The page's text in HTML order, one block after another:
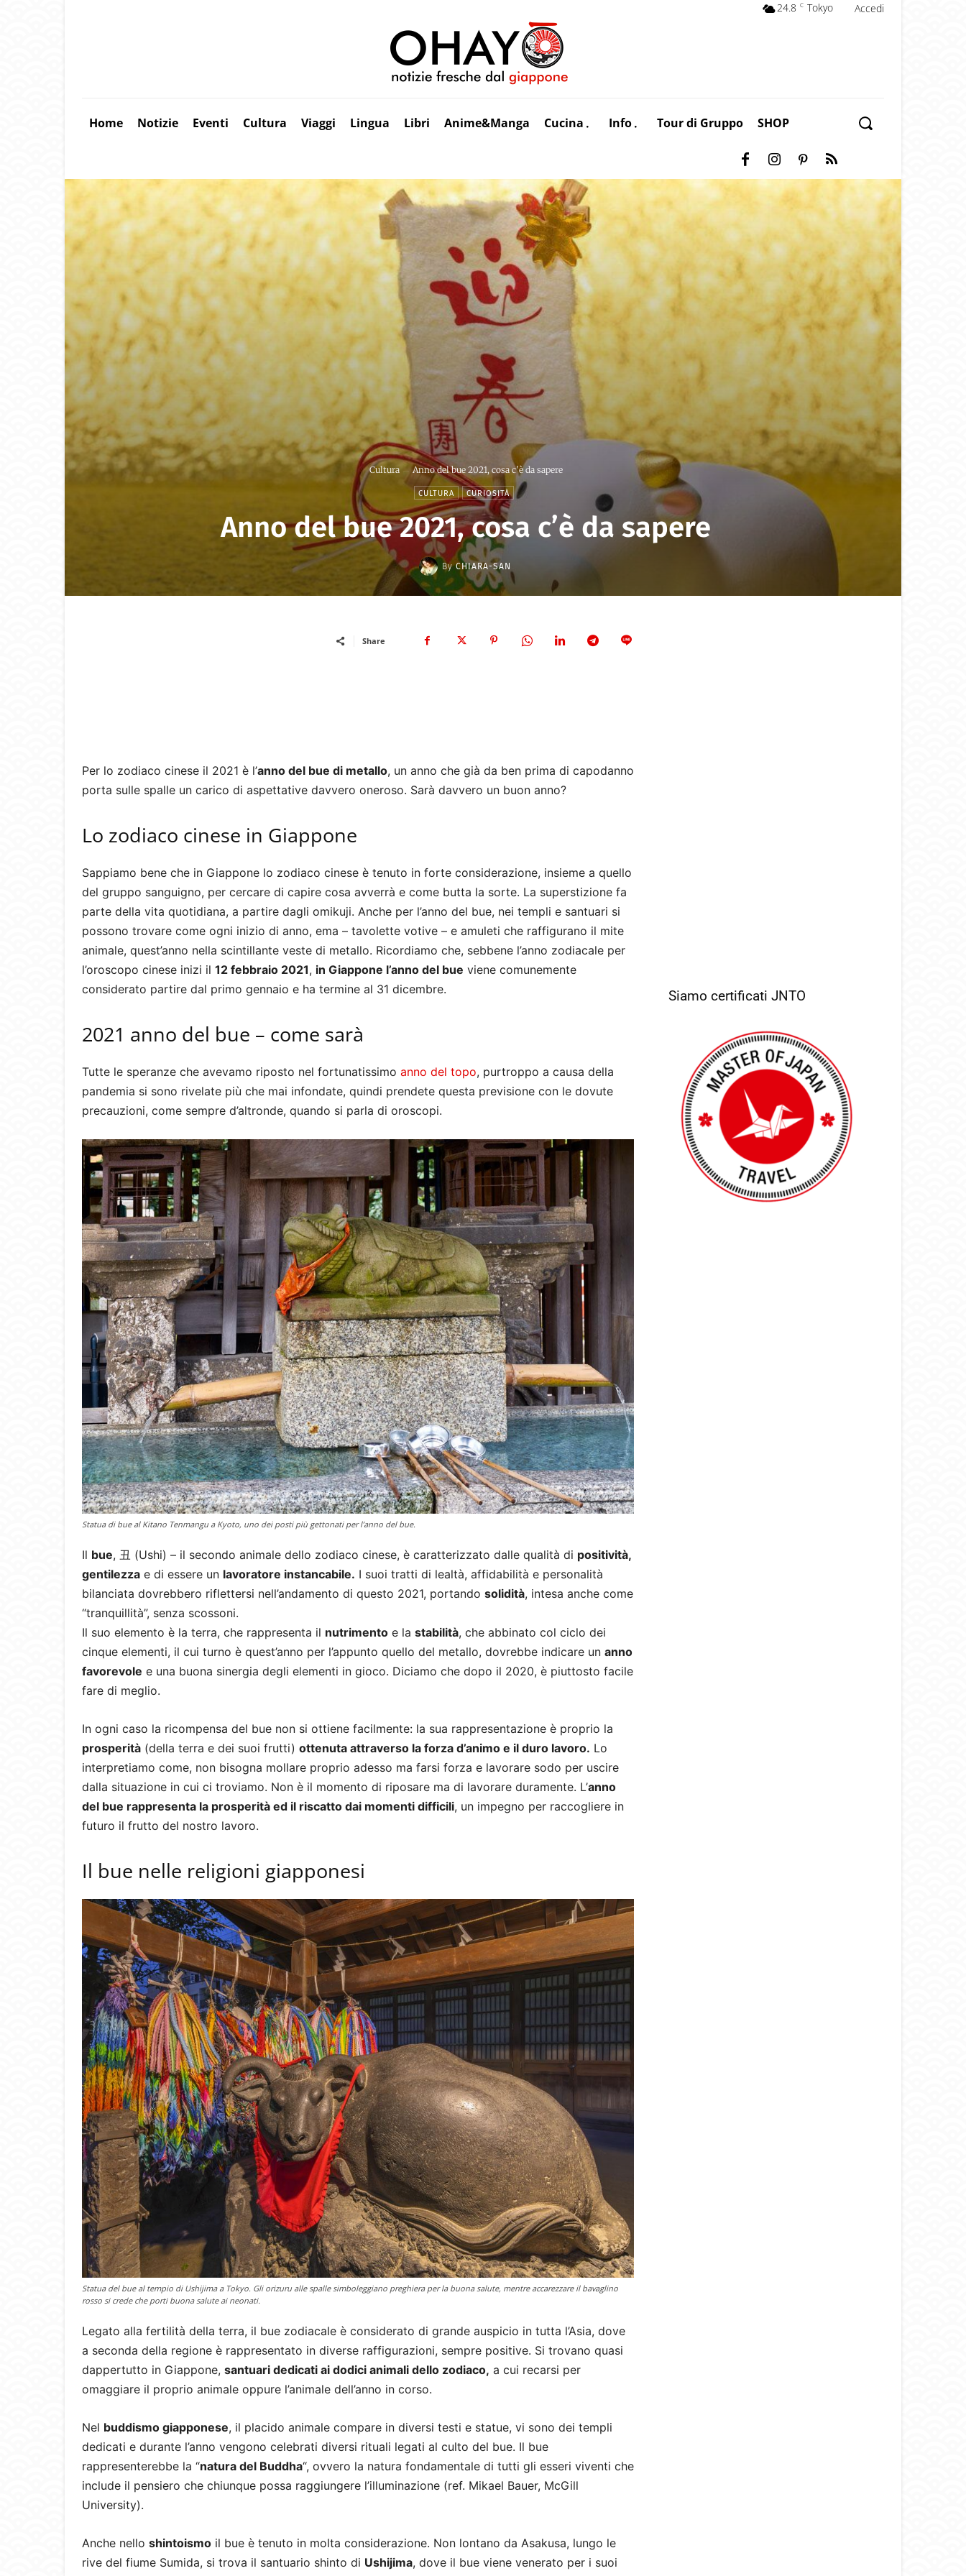
Accedi
24.8 C Tokyo
Home Notizie Eventi Cultura Viaggi Lingua Libri Anime&Manga Cucina Info Tour di Gruppo SHOP
Cultura Anno del bue 2021, cosa c'è da sapere
CULTURA CURIOSITÀ
Anno del bue 2021, cosa c’è da sapere
By CHIARA-SAN
Share
Per lo zodiaco cinese il 2021 è l’anno del bue di metallo, un anno che già da ben prima di capodanno
porta sulle spalle un carico di aspettative davvero oneroso. Sarà davvero un buon anno?
Lo zodiaco cinese in Giappone
Sappiamo bene che in Giappone lo zodiaco cinese è tenuto in forte considerazione, insieme a quello
del gruppo sanguigno, per cercare di capire cosa avverrà e come butta la sorte. La superstizione fa
parte della vita quotidiana, a partire dagli omikuji. Anche per l’anno del bue, nei templi e santuari si
possono trovare come ogni inizio di anno, ema – tavolette votive – e amuleti che raffigurano il mite
animale, quest’anno nella scintillante veste di metallo. Ricordiamo che, sebbene l’anno zodiacale per
l’oroscopo cinese inizi il 12 febbraio 2021, in Giappone l’anno del bue viene comunemente
considerato partire dal primo gennaio e ha termine al 31 dicembre.
2021 anno del bue – come sarà
Tutte le speranze che avevamo riposto nel fortunatissimo anno del topo, purtroppo a causa della
pandemia si sono rivelate più che mai infondate, quindi prendete questa previsione con le dovute
precauzioni, come sempre d’altronde, quando si parla di oroscopi.
Statua di bue al Kitano Tenmangu a Kyoto, uno dei posti più gettonati per l’anno del bue.
Il bue, 丑 (Ushi) – il secondo animale dello zodiaco cinese, è caratterizzato dalle qualità di positività,
gentilezza e di essere un lavoratore instancabile. I suoi tratti di lealtà, affidabilità e personalità
bilanciata dovrebbero riflettersi nell’andamento di questo 2021, portando solidità, intesa anche come
“tranquillità”, senza scossoni.
Il suo elemento è la terra, che rappresenta il nutrimento e la stabilità, che abbinato col ciclo dei
cinque elementi, il cui turno è quest’anno per l’appunto quello del metallo, dovrebbe indicare un anno
favorevole e una buona sinergia degli elementi in gioco. Diciamo che dopo il 2020, è piuttosto facile
fare di meglio.
In ogni caso la ricompensa del bue non si ottiene facilmente: la sua rappresentazione è proprio la
prosperità (della terra e dei suoi frutti) ottenuta attraverso la forza d’animo e il duro lavoro. Lo
interpretiamo come, non bisogna mollare proprio adesso ma farsi forza e lavorare sodo per uscire
dalla situazione in cui ci troviamo. Non è il momento di riposare ma di lavorare duramente. L’anno
del bue rappresenta la prosperità ed il riscatto dai momenti difficili, un impegno per raccogliere in
futuro il frutto del nostro lavoro.
Il bue nelle religioni giapponesi
Statua del bue al tempio di Ushijima a Tokyo. Gli orizuru alle spalle simboleggiano preghiera per la buona salute, mentre accarezzare il bavaglino
rosso si crede che porti buona salute ai neonati.
Legato alla fertilità della terra, il bue zodiacale è considerato di grande auspicio in tutta l’Asia, dove
a seconda della regione è rappresentato in diverse raffigurazioni, sempre positive. Si trovano quasi
dappertutto in Giappone, santuari dedicati ai dodici animali dello zodiaco, a cui recarsi per
omaggiare il proprio animale oppure l’animale dell’anno in corso.
Nel buddismo giapponese, il placido animale compare in diversi testi e statue, vi sono dei templi
dedicati e durante l’anno vengono celebrati diversi rituali legati al culto del bue. Il bue
rappresenterebbe la “natura del Buddha“, ovvero la natura fondamentale di tutti gli esseri viventi che
include il pensiero che chiunque possa raggiungere l’illuminazione (ref. Mikael Bauer, McGill
University).
Anche nello shintoismo il bue è tenuto in molta considerazione. Non lontano da Asakusa, lungo le
rive del fiume Sumida, si trova il santuario shinto di Ushijima, dove il bue viene venerato per i suoi
Siamo certificati JNTO